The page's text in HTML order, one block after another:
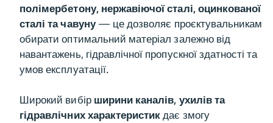
полімербетону, нержавіючої сталі, оцинкованої
сталі та чавуну— це дозволяє проєктувальникам
обирати оптимальний матеріал залежно від
навантажень, гідравлічної пропускної здатності та
умов експлуатації.
Широкий вибір ширини каналів, ухилів та
гідравлічних характеристик дає змогу